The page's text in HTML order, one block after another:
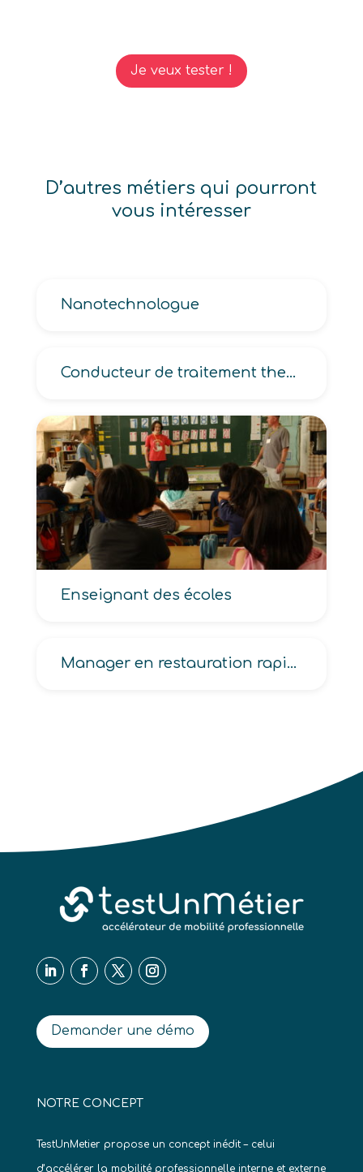
Je veux tester !
D’autres métiers qui pourront
vous intéresser
Nanotechnologue
Conducteur de traitement thermique, Opérateur de traitement thermique
Enseignant des écoles
Manager en restauration rapide, Manager en terminal de cuisson
Demander une démo
NOTRE CONCEPT
TestUnMetier propose un concept inédit – celui
d’accélérer la mobilité professionnelle interne et externe